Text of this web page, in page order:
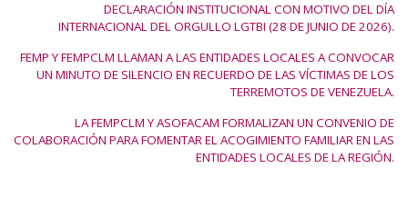
DECLARACIÓN INSTITUCIONAL CON MOTIVO DEL DÍA
INTERNACIONAL DEL ORGULLO LGTBI (28 DE JUNIO DE 2026).
FEMP Y FEMPCLM LLAMAN A LAS ENTIDADES LOCALES A CONVOCAR
UN MINUTO DE SILENCIO EN RECUERDO DE LAS VÍCTIMAS DE LOS
TERREMOTOS DE VENEZUELA.
LA FEMPCLM Y ASOFACAM FORMALIZAN UN CONVENIO DE
COLABORACIÓN PARA FOMENTAR EL ACOGIMIENTO FAMILIAR EN LAS
ENTIDADES LOCALES DE LA REGIÓN.